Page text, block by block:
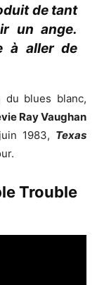
de tant
un ange.
à aller de
du blues blanc,
Ray Vaughan
1983, Texas
Trouble